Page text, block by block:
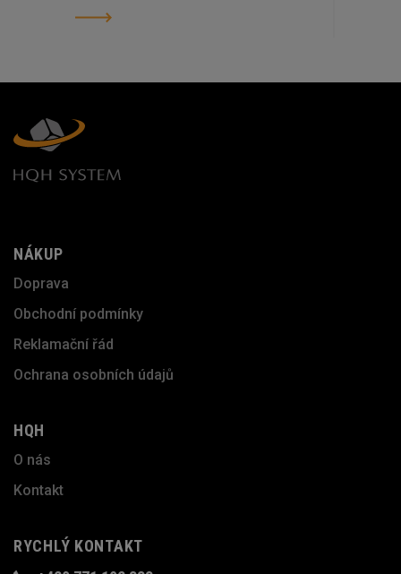
NÁKUP
Doprava
Obchodní podmínky
Reklamační řád
Ochrana osobních údajů
HQH
O nás
Kontakt
RYCHLÝ KONTAKT